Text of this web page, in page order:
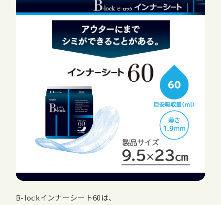
B-lockインナーシート60は、